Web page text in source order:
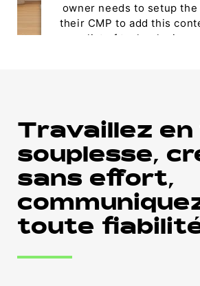
owner needs to setup
their CMP to add this
list of technologies
Travaillez
souplesse,
sans effort,
toute